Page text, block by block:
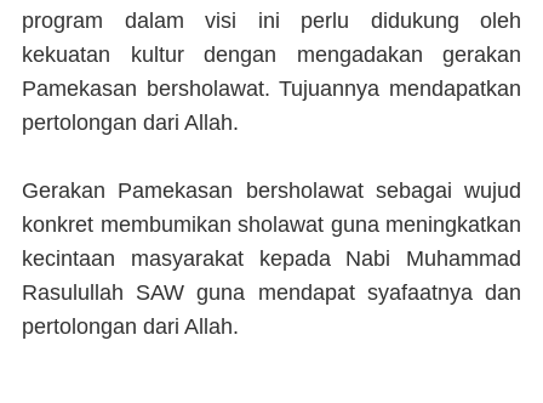
program dalam visi ini perlu didukung oleh
kekuatan kultur dengan mengadakan gerakan
Pamekasan bersholawat. Tujuannya mendapatkan
pertolongan dari Allah.
Gerakan Pamekasan bersholawat sebagai wujud
konkret membumikan sholawat guna meningkatkan
kecintaan masyarakat kepada Nabi Muhammad
Rasulullah SAW guna mendapat syafaatnya dan
pertolongan dari Allah.